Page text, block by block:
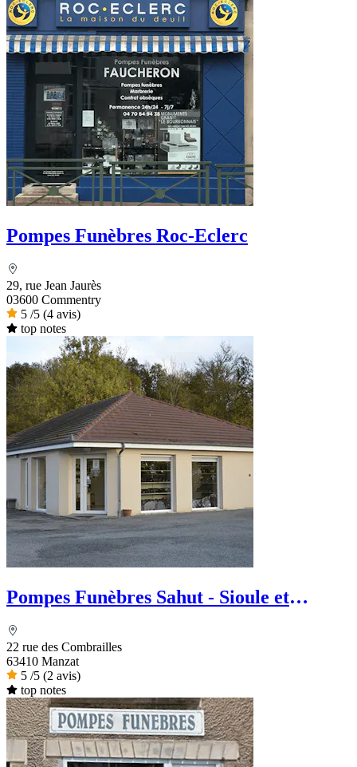
Pompes Funèbres Roc-Eclerc
29, rue Jean Jaurès
03600 Commentry
5 /5 (4 avis)
top notes
Pompes Funèbres Sahut - Sioule et
22 rue des Combrailles
63410 Manzat
5 /5 (2 avis)
top notes